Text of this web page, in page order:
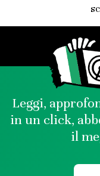
Leggi,
in un click,
il